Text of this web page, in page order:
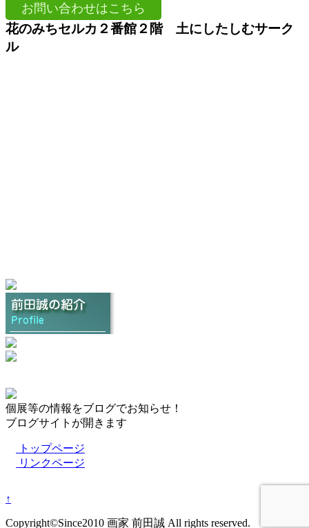
お問い合わせはこちら
花のみちセルカ２番館２階 土にしたしむサーク
ル
個展等の情報をブログでお知らせ！
ブログサイトが開きます
トップページ
リンクページ
↑
Copyright©Since2010 画家 前田誠 All rights reserved.